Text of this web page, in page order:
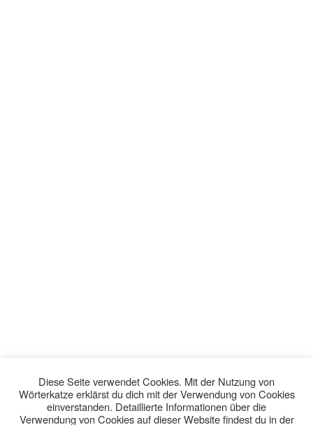
Diese Seite verwendet Cookies. Mit der Nutzung von
Wörterkatze erklärst du dich mit der Verwendung von Cookies
einverstanden. Detaillierte Informationen über die
Verwendung von Cookies auf dieser Website findest du in der